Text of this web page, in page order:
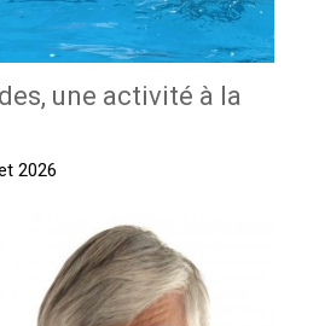
une activité à la
2026